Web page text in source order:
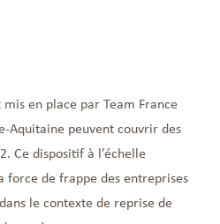
en place par Team France
Aquitaine peuvent couvrir des
Ce dispositif à l’échelle
de frappe des entreprises
le contexte de reprise de